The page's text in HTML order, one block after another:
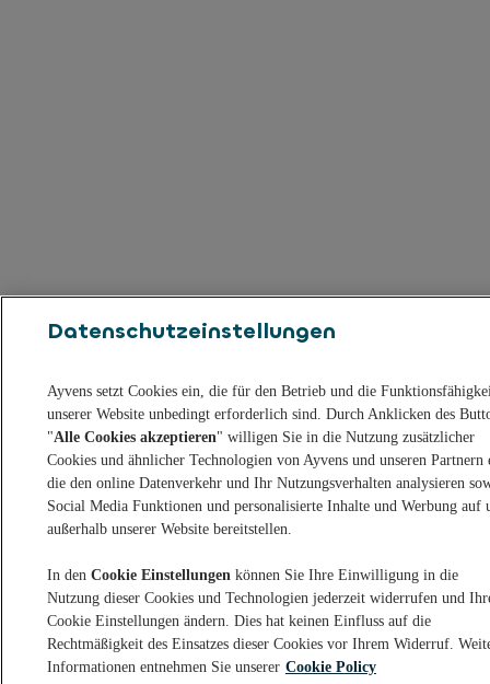
Datenschutzeinstellungen
Ayvens setzt Cookies ein, die für den Betrieb und die
unserer Website unbedingt erforderlich sind. Durch Anklicken des
"Alle Cookies akzeptieren" willigen Sie in die Nutzung zusätzlicher
Cookies und ähnlicher Technologien von Ayvens und unseren Partnern
die den online Datenverkehr und Ihr Nutzungsverhalten analysieren
Social Media Funktionen und personalisierte Inhalte und Werbung auf
außerhalb unserer Website bereitstellen.
In den Cookie Einstellungenkönnen Sie Ihre Einwilligung in die
Nutzung dieser Cookies und Technologien jederzeit widerrufen und
Cookie Einstellungen ändern. Dies hat keinen Einfluss auf die
Rechtmäßigkeit des Einsatzes dieser Cookies vor Ihrem Widerruf.
Informationen entnehmen Sie unserer Cookie Policy